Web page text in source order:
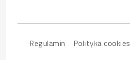
Regulamin
Polityka cookies